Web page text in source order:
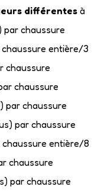
différentes à
par chaussure
entière/3
chaussure
chaussure
par chaussure
par chaussure
entière/8
chaussure
par chaussure